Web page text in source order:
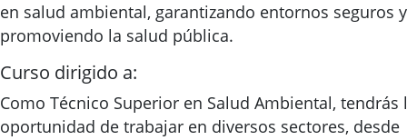
en salud ambiental, garantizando entornos seguros y
promoviendo la salud pública.
Curso dirigido a:
Como Técnico Superior en Salud Ambiental, tendrás
oportunidad de trabajar en diversos sectores, desde